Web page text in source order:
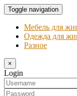
Toggle navigation
Мебель для
Одежда для
Разное
×
Login